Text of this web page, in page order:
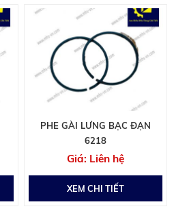
PHE GÀI LƯNG BẠC ĐẠN
6218
Liên hệ
XEM CHI TIẾT